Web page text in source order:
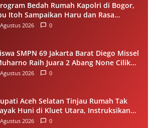
Bedah Rumah Kapolri di Bogor,
Itoh Sampaikan Haru dan Rasa
2026 0
SMPN 69 Jakarta Barat Diego Missel
Raih Juara 2 Abang None Cilik
Remaja Kencur 2026
2026 0
Aceh Selatan Tinjau Rumah Tak
Huni di Kluet Utara, Instruksikan
Program Bantuan Rumah 2027
2026 0